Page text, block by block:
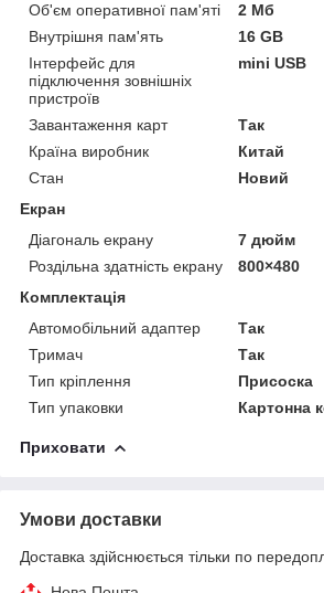
Об'єм оперативної пам'яті
2 Мб
Внутрішня пам'ять
16 GB
Інтерфейс для
підключення зовнішніх
пристроїв
mini USB
Завантаження карт
Так
Країна виробник
Китай
Стан
Новий
Екран
Діагональ екрану
7 дюйм
Роздільна здатність екрану
800×480
Комплектація
Автомобільний адаптер
Так
Тримач
Так
Тип кріплення
Присоска
Тип упаковки
Картонна
Приховати
Умови доставки
Доставка здійснюється тільки по